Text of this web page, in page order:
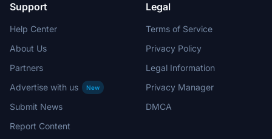
Support
Help Center
About Us
Partners
Advertise with us
New
Submit News
Report Content
Legal
Terms of Service
Privacy Policy
Legal Information
Privacy Manager
DMCA